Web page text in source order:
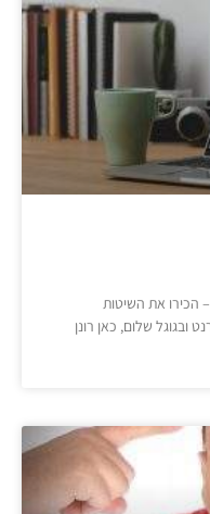
הכירו את השיטות
ובגוגל שלום, כאן רונן